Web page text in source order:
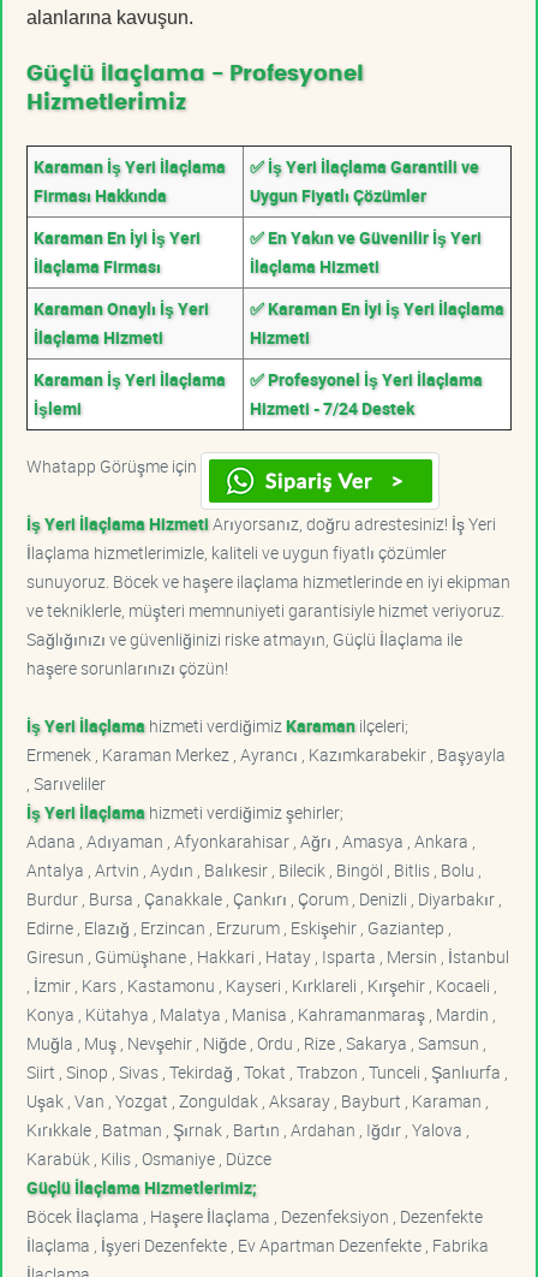
alanlarına kavuşun.
Güçlü İlaçlama - Profesyonel
Hizmetlerimiz
Karaman İş Yeri İlaçlama
Firması Hakkında
✅ İş Yeri İlaçlama Garantili ve
Uygun Fiyatlı Çözümler
Karaman En İyi İş Yeri
İlaçlama Firması
✅ En Yakın ve Güvenilir İş Yeri
İlaçlama Hizmeti
Karaman Onaylı İş Yeri
İlaçlama Hizmeti
✅ Karaman En İyi İş Yeri İlaçlama
Hizmeti
Karaman İş Yeri İlaçlama
İşlemi
✅ Profesyonel İş Yeri İlaçlama
Hizmeti - 7/24 Destek
Whatapp Görüşme için
İş Yeri İlaçlama HizmetiArıyorsanız, doğru adrestesiniz! İş Yeri
İlaçlama hizmetlerimizle, kaliteli ve uygun fiyatlı çözümler
sunuyoruz. Böcek ve haşere ilaçlama hizmetlerinde en iyi ekipman
ve tekniklerle, müşteri memnuniyeti garantisiyle hizmet veriyoruz.
Sağlığınızı ve güvenliğinizi riske atmayın, Güçlü İlaçlama ile
haşere sorunlarınızı çözün!
İş Yeri İlaçlama hizmeti verdiğimiz Karamanilçeleri;
Ermenek , Karaman Merkez , Ayrancı , Kazımkarabekir , Başyayla
, Sarıveliler
İş Yeri İlaçlama hizmeti verdiğimiz şehirler;
Adana , Adıyaman , Afyonkarahisar , Ağrı , Amasya , Ankara ,
Antalya , Artvin , Aydın , Balıkesir , Bilecik , Bingöl , Bitlis , Bolu ,
Burdur , Bursa , Çanakkale , Çankırı , Çorum , Denizli , Diyarbakır ,
Edirne , Elazığ , Erzincan , Erzurum , Eskişehir , Gaziantep ,
Giresun , Gümüşhane , Hakkari , Hatay , Isparta , Mersin , İstanbul
, İzmir , Kars , Kastamonu , Kayseri , Kırklareli , Kırşehir , Kocaeli ,
Konya , Kütahya , Malatya , Manisa , Kahramanmaraş , Mardin ,
Muğla , Muş , Nevşehir , Niğde , Ordu , Rize , Sakarya , Samsun ,
Siirt , Sinop , Sivas , Tekirdağ , Tokat , Trabzon , Tunceli , Şanlıurfa ,
Uşak , Van , Yozgat , Zonguldak , Aksaray , Bayburt , Karaman ,
Kırıkkale , Batman , Şırnak , Bartın , Ardahan , Iğdır , Yalova ,
Karabük , Kilis , Osmaniye , Düzce
Güçlü İlaçlama Hizmetlerimiz;
Böcek İlaçlama , Haşere İlaçlama , Dezenfeksiyon , Dezenfekte
İlaçlama , İşyeri Dezenfekte , Ev Apartman Dezenfekte , Fabrika